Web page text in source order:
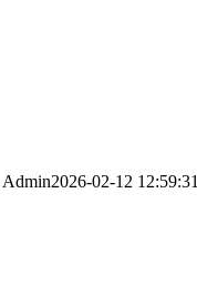
Admin2026-02-12 12:59:31